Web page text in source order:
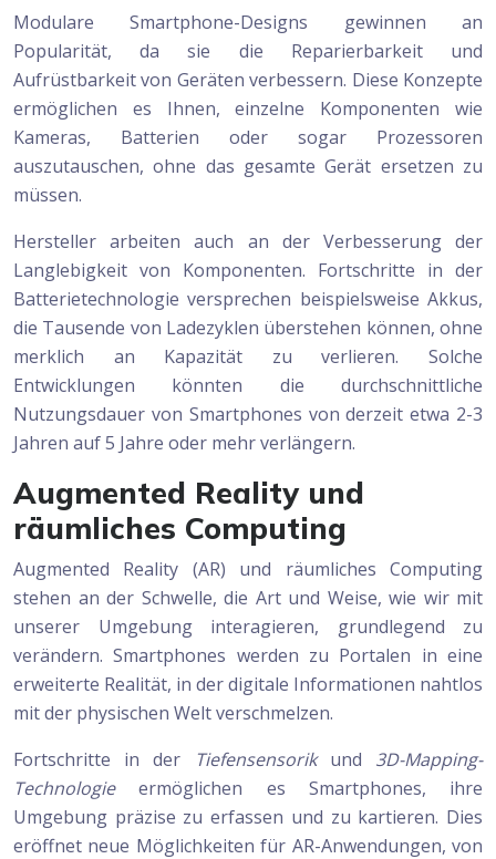
Modulare Smartphone-Designs gewinnen an
Popularität, da sie die Reparierbarkeit und
Aufrüstbarkeit von Geräten verbessern. Diese Konzepte
ermöglichen es Ihnen, einzelne Komponenten wie
Kameras, Batterien oder sogar Prozessoren
auszutauschen, ohne das gesamte Gerät ersetzen zu
müssen.
Hersteller arbeiten auch an der Verbesserung der
Langlebigkeit von Komponenten. Fortschritte in der
Batterietechnologie versprechen beispielsweise Akkus,
die Tausende von Ladezyklen überstehen können, ohne
merklich an Kapazität zu verlieren. Solche
Entwicklungen könnten die durchschnittliche
Nutzungsdauer von Smartphones von derzeit etwa 2-3
Jahren auf 5 Jahre oder mehr verlängern.
Augmented Reality und
räumliches Computing
Augmented Reality (AR) und räumliches Computing
stehen an der Schwelle, die Art und Weise, wie wir mit
unserer Umgebung interagieren, grundlegend zu
verändern. Smartphones werden zu Portalen in eine
erweiterte Realität, in der digitale Informationen nahtlos
mit der physischen Welt verschmelzen.
Fortschritte in der
Tiefensensorikund 3D-Mapping-
Technologieermöglichen es Smartphones, ihre
Umgebung präzise zu erfassen und zu kartieren. Dies
eröffnet neue Möglichkeiten für AR-Anwendungen, von